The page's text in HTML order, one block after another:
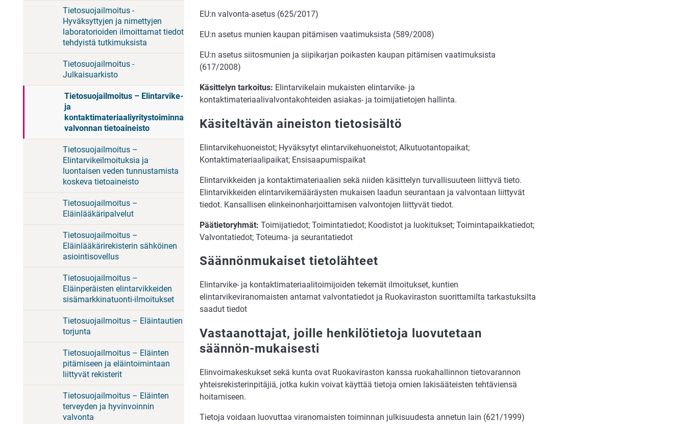
Tietosuojailmoitus -
Hyväksyttyjen ja nimettyjen
laboratorioiden ilmoittamat tiedot
tehdyistä tutkimuksista
Tietosuojailmoitus -
Julkaisuarkisto
Tietosuojailmoitus – Elintarvike-
ja
kontaktimateriaaliyritystoiminnan
valvonnan tietoaineisto
Tietosuojailmoitus –
Elintarvikeilmoituksia ja
luontaisen veden tunnustamista
koskeva tietoaineisto
Tietosuojailmoitus –
Eläinlääkäripalvelut
Tietosuojailmoitus –
Eläinlääkärirekisterin sähköinen
asiointisovellus
Tietosuojailmoitus –
Eläinperäisten elintarvikkeiden
sisämarkkinatuonti-ilmoitukset
Tietosuojailmoitus – Eläintautien
torjunta
Tietosuojailmoitus – Eläinten
pitämiseen ja eläintoimintaan
liittyvät rekisterit
Tietosuojailmoitus – Eläinten
terveyden ja hyvinvoinnin
valvonta
EU:n valvonta-asetus (625/2017)
EU:n asetus munien kaupan pitämisen vaatimuksista (589/2008)
EU:n asetus siitosmunien ja siipikarjan poikasten kaupan pitämisen vaatimuksista
(617/2008)
Käsittelyn tarkoitus: Elintarvikelain mukaisten elintarvike- ja
kontaktimateriaalivalvontakohteiden asiakas- ja toimijatietojen hallinta.
Käsiteltävän aineiston tietosisältö
Elintarvikehuoneistot; Hyväksytyt elintarvikehuoneistot; Alkutuotantopaikat;
Kontaktimateriaalipaikat; Ensisaapumispaikat
Elintarvikkeiden ja kontaktimateriaalien sekä niiden käsittelyn turvallisuuteen liittyvä tieto.
Elintarvikkeiden elintarvikemääräysten mukaisen laadun seurantaan ja valvontaan liittyvät
tiedot. Kansallisen elinkeinonharjoittamisen valvontojen liittyvät tiedot.
Päätietoryhmät: Toimijatiedot; Toimintatiedot; Koodistot ja luokitukset; Toimintapaikkatiedot;
Valvontatiedot; Toteuma- ja seurantatiedot
Säännönmukaiset tietolähteet
Elintarvike- ja kontaktimateriaalitoimijoiden tekemät ilmoitukset, kuntien
elintarvikeviranomaisten antamat valvontatiedot ja Ruokaviraston suorittamilta tarkastuksilta
saadut tiedot
Vastaanottajat, joille henkilötietoja luovutetaan
säännön-mukaisesti
Elinvoimakeskukset sekä kunta ovat Ruokaviraston kanssa ruokahallinnon tietovarannon
yhteisrekisterinpitäjiä, jotka kukin voivat käyttää tietoja omien lakisääteisten tehtäviensä
hoitamiseen.
Tietoja voidaan luovuttaa viranomaisten toiminnan julkisuudesta annetun lain (621/1999)